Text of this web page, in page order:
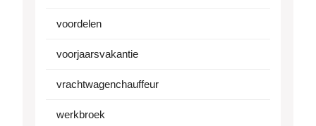
voordelen
voorjaarsvakantie
vrachtwagenchauffeur
werkbroek